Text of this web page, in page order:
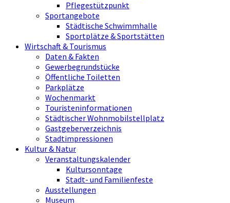
Pflegestützpunkt
Sportangebote
Städtische Schwimmhalle
Sportplätze & Sportstätten
Wirtschaft & Tourismus
Daten & Fakten
Gewerbegrundstücke
Öffentliche Toiletten
Parkplätze
Wochenmarkt
Touristeninformationen
Städtischer Wohnmobilstellplatz
Gastgeberverzeichnis
Stadtimpressionen
Kultur & Natur
Veranstaltungskalender
Kultursonntage
Stadt- und Familienfeste
Ausstellungen
Museum